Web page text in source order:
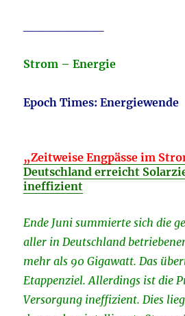
Strom – Energie
Epoch Times: Energiewende
„Zeitweise Engpässe im
Deutschland erreicht
ineffizient
Ende Juni summierte sich die
aller in Deutschland
mehr als 90 Gigawatt. Das
Etappenziel. Allerdings ist die
Versorgung ineffizient. Dies